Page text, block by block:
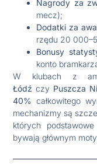
Nagrody za
mecz);
Dodatki za
rzędu 20
Bonusy
konto
W klubach z
Łódź czy Puszcza
40% całkowitego
mechanizmy są
których
bywają głównym